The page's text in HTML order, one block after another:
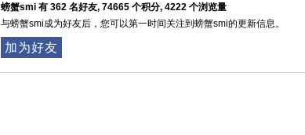
螃蟹smi 有 362 名好友, 74665 个积分, 4222 个浏览量
与螃蟹smi成为好友后，您可以第一时间关注到螃蟹smi的更新信息。
加为好友